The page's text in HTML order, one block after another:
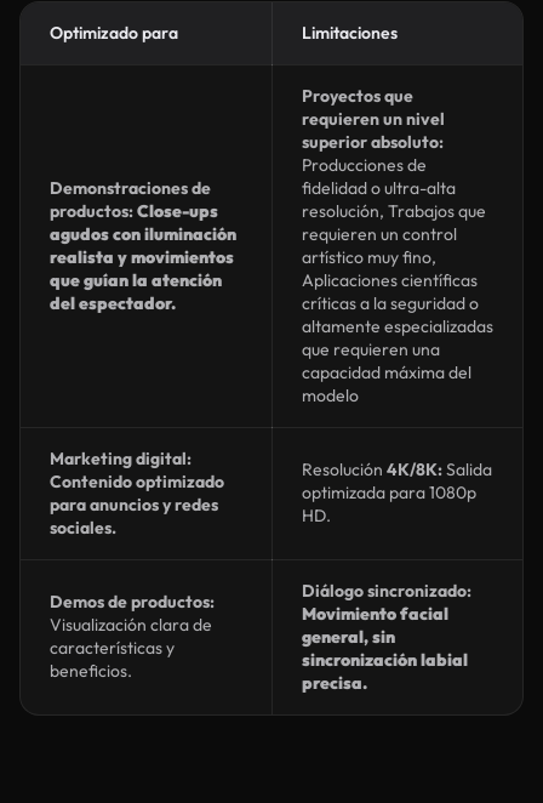
Optimizado para Limitaciones
Demonstraciones de
productos:Close-ups
agudos con iluminación
realista y movimientos
que guían la atención
del espectador.
Proyectos que
requieren un nivel
superior absoluto:
Producciones de
fidelidad o ultra-alta
resolución, Trabajos que
requieren un control
artístico muy fino,
Aplicaciones científicas
críticas a la seguridad o
altamente especializadas
que requieren una
capacidad máxima del
modelo
Marketing digital:
Contenido optimizado
para anuncios y redes
sociales.
Resolución 4K/8K:Salida
optimizada para 1080p
HD.
Demos de productos:
Visualización clara de
características y
beneficios.
Diálogo sincronizado:
Movimiento facial
general, sin
sincronización labial
precisa.